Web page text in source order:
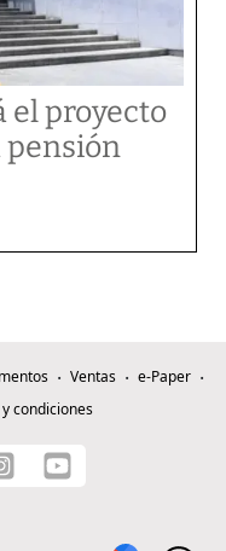
el proyecto
pensión
Ventas
e-Paper
condiciones